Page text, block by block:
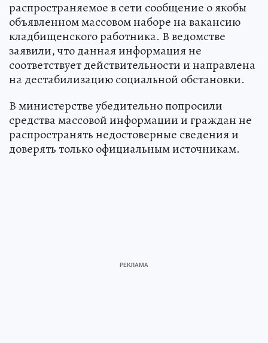
распространяемое в сети сообщение о якобы
объявленном массовом наборе на вакансию
кладбищенского работника. В ведомстве
заявили, что данная информация не
соответствует действительности и направлена
на дестабилизацию социальной обстановки.
В министерстве убедительно попросили
средства массовой информации и граждан не
распространять недостоверные сведения и
доверять только официальным источникам.